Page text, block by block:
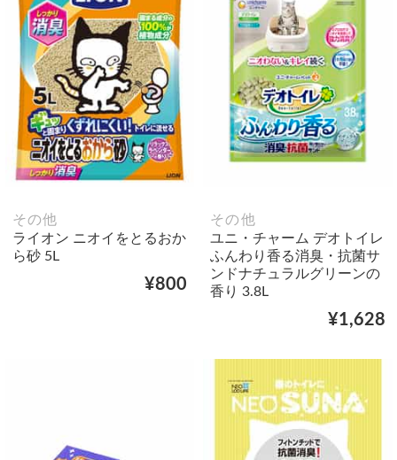
その他
ライオン ニオイをとるおか
ら砂 5L
¥800
その他
ユニ・チャーム デオトイレ
ふんわり香る消臭・抗菌サ
ンドナチュラルグリーンの
香り 3.8L
¥1,628